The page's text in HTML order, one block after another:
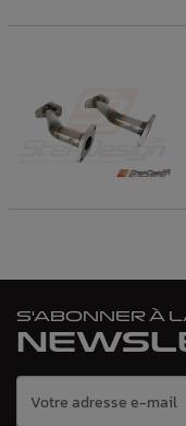
S'ABONNER À